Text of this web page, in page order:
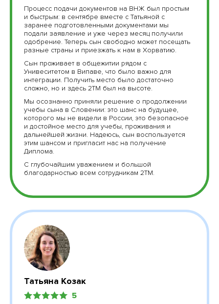
Процесс подачи документов на ВНЖ был простым
и быстрым: в сентябре вместе с Татьяной с
заранее подготовленными документами мы
подали заявление и уже через месяц получили
одобрение. Теперь сын свободно может посещать
разные страны и приезжать к нам в Хорватию.
Сын проживает в общежитии рядом с
Унивеситетом в Випаве, что было важно для
интеграции. Получить место было достаточно
сложно, но и здесь 2ТМ был на высоте.
Мы осознанно приняли решение о продолжении
учебы сына в Словении: это шанс на будущее,
которого мы не видели в России, это безопасное
и достойное место для учебы, проживания и
дальнейшей жизни. Надеюсь, сын воспользуется
этим шансом и пригласит нас на получение
Диплома.
С глубочайшим уважением и большой
благодарностью всем сотрудникам 2ТМ.
Татьяна Козак
5